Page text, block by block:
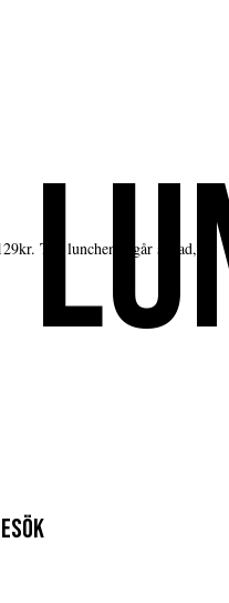
Till lunchen ingår sallad,